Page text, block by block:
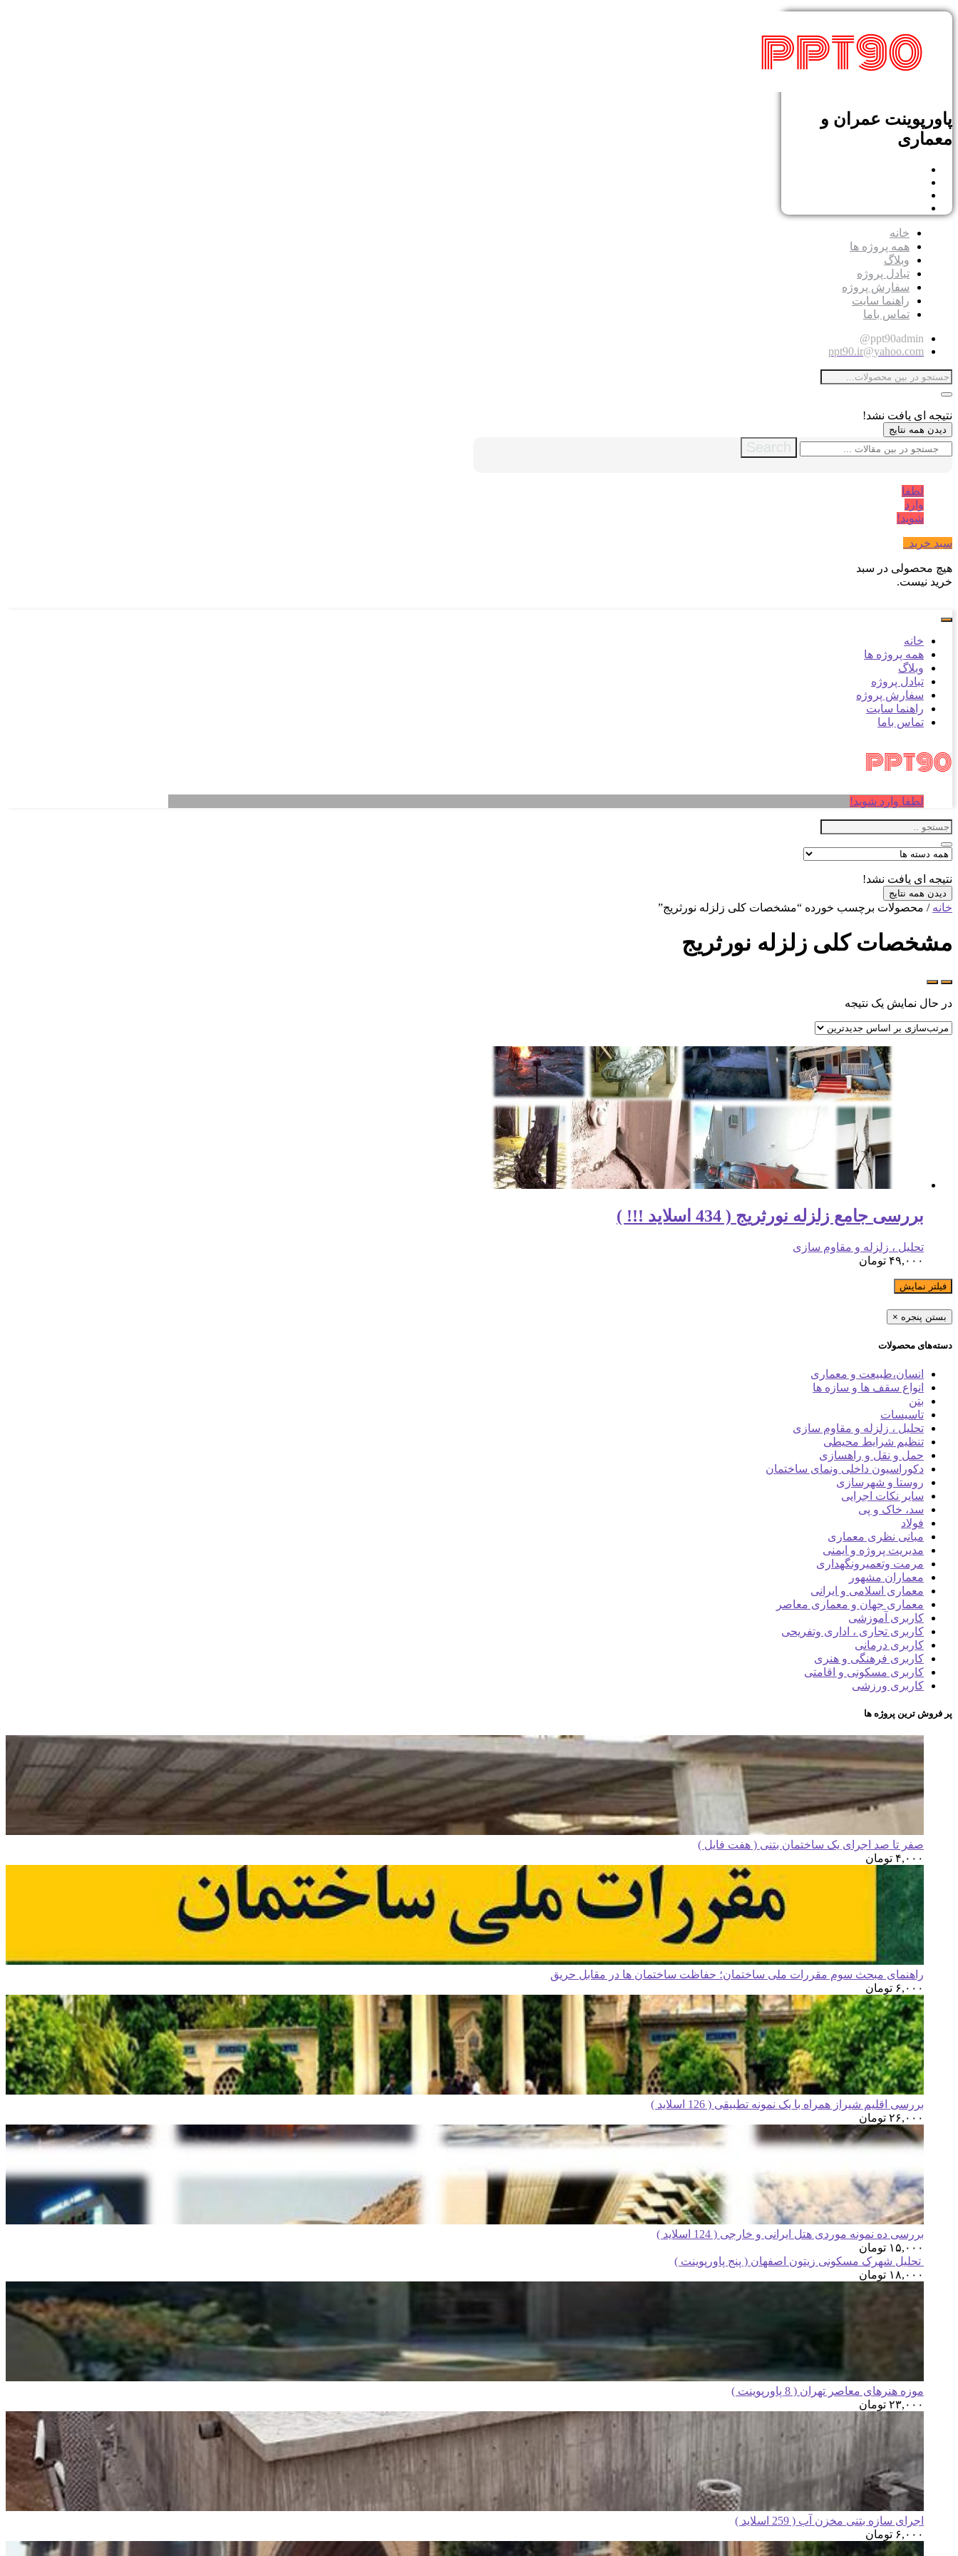
پاورپوینت عمران و
معماری
خانه
همه پروژه ها
وبلاگ
تبادل پروژه
سفارش پروژه
راهنما سایت
تماس باما
ppt90admin@
ppt90.ir@yahoo.com
نتیجه ای یافت نشد!
دیدن همه نتایج
Search
لطفا
وارد
شوید!
سبد خرید
هیچ محصولی در سبد
خرید نیست.
خانه
همه پروژه ها
وبلاگ
تبادل پروژه
سفارش پروژه
راهنما سایت
تماس باما
لطفا وارد شوید!
نتیجه ای یافت نشد!
دیدن همه نتایج
خانه / محصولات برچسب خورده “مشخصات کلی زلزله نورثریج”
مشخصات کلی زلزله نورثریج
در حال نمایش یک نتیجه
بررسی جامع زلزله نورثریج ( 434 اسلاید !!! )
تحلیل ، زلزله و مقاوم سازی
۴۹,۰۰۰ تومان
فیلتر نمایش
بستن پنجره ×
دسته‌های محصولات
انسان،طبیعت و معماری
انواع سقف ها و سازه ها
بتن
تاسیسات
تحلیل ، زلزله و مقاوم سازی
تنظیم شرایط محیطی
حمل و نقل و راهسازی
دکوراسیون داخلی ونمای ساختمان
روستا و شهرسازی
سایر نکات اجرایی
سد، خاک و پی
فولاد
مبانی نظری معماری
مدیریت پروژه و ایمنی
مرمت وتعمیرونگهداری
معماران مشهور
معماری اسلامی و ایرانی
معماری جهان و معماری معاصر
کاربری آموزشی
کاربری تجاری ، اداری وتفریحی
کاربری درمانی
کاربری فرهنگی و هنری
کاربری مسکونی و اقامتی
کاربری ورزشی
پر فروش ترین پروژه ها
صفر تا صد اجرای یک ساختمان بتنی ( هفت فایل )
۴,۰۰۰ تومان
راهنمای مبحث سوم مقررات ملی ساختمان؛ حفاظت ساختمان ها در مقابل حریق
۶,۰۰۰ تومان
بررسی اقلیم شیراز همراه با یک نمونه تطبیقی ( 126 اسلاید )
۲۶,۰۰۰ تومان
بررسی ده نمونه موردی هتل ایرانی و خارجی ( 124 اسلاید )
۱۵,۰۰۰ تومان
تحلیل شهرک مسکونی زیتون اصفهان ( پنج پاورپوینت )
۱۸,۰۰۰ تومان
موزه هنرهای معاصر تهران ( 8 پاورپوینت )
۲۳,۰۰۰ تومان
اجرای سازه بتنی مخزن آب ( 259 اسلاید )
۶,۰۰۰ تومان